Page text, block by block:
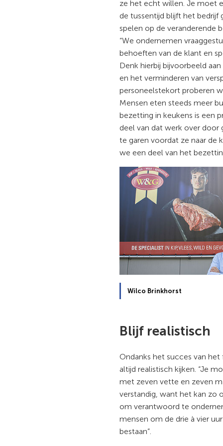
ze het echt willen. Je moet
de tussentijd blijft het bedrijf
spelen op de veranderende
“We ondernemen
behoeften van de klant en
Denk hierbij bijvoorbeeld
en het verminderen van
personeelstekort proberen
Mensen eten steeds meer
bezetting in keukens is een
deel van dat werk over
te garen voordat ze naar de
we een deel van het
Wilco Brinkhorst
Blijf realistisch
Ondanks het succes van
altijd realistisch kijken. “Je
met zeven vette en zeven
verstandig, want het kan zo
om verantwoord te
mensen om de drie à vier
bestaan”.